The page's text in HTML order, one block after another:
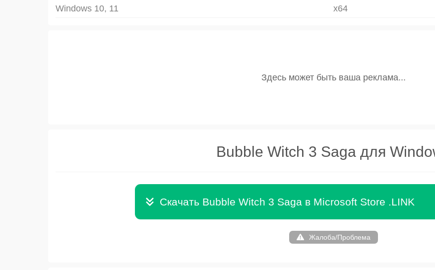
Windows 10, 11 x64
Bubble Witch 3 Saga для
Скачать Bubble Witch 3 Saga в Microsoft Store .LINK
Жалоба/Проблема